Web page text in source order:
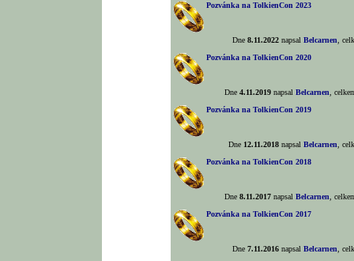
Pozvánka na TolkienCon 2023
Dne8.11.2022 napsalBelcarnen
,
Pozvánka na TolkienCon 2020
Dne4.11.2019 napsalBelcarnen
,
Pozvánka na TolkienCon 2019
Dne 12.11.2018 napsalBelcarnen
,
Pozvánka na TolkienCon 2018
Dne8.11.2017 napsalBelcarnen
,
Pozvánka na TolkienCon 2017
Dne7.11.2016 napsalBelcarnen
,